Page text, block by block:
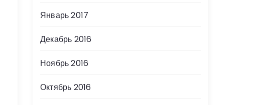
Январь 2017
Декабрь 2016
Ноябрь 2016
Октябрь 2016